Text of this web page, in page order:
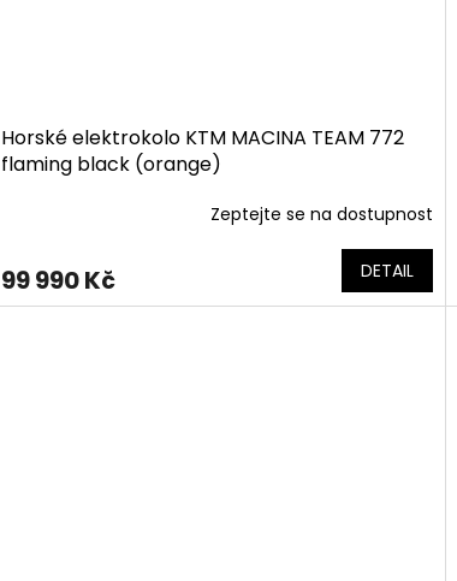
Horské elektrokolo KTM MACINA TEAM 772
flaming black (orange)
Zeptejte se na dostupnost
99 990 Kč DETAIL